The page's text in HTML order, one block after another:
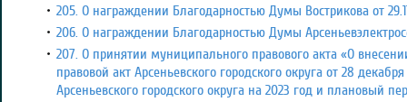
205. О награждении Благодарностью Думы Вострикова от
206. О награждении Благодарностью Думы
207. О принятии муниципального правового акта «О
правовой акт Арсеньевского городского округа от 28
Арсеньевского городского округа на 2023 год и плановый